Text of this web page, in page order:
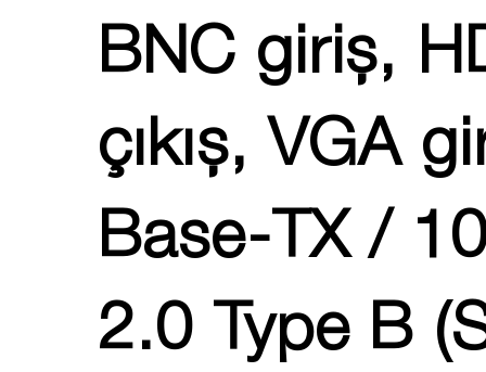
BNC giriş,
çıkış, VGA
Base-TX /
2.0 Type B